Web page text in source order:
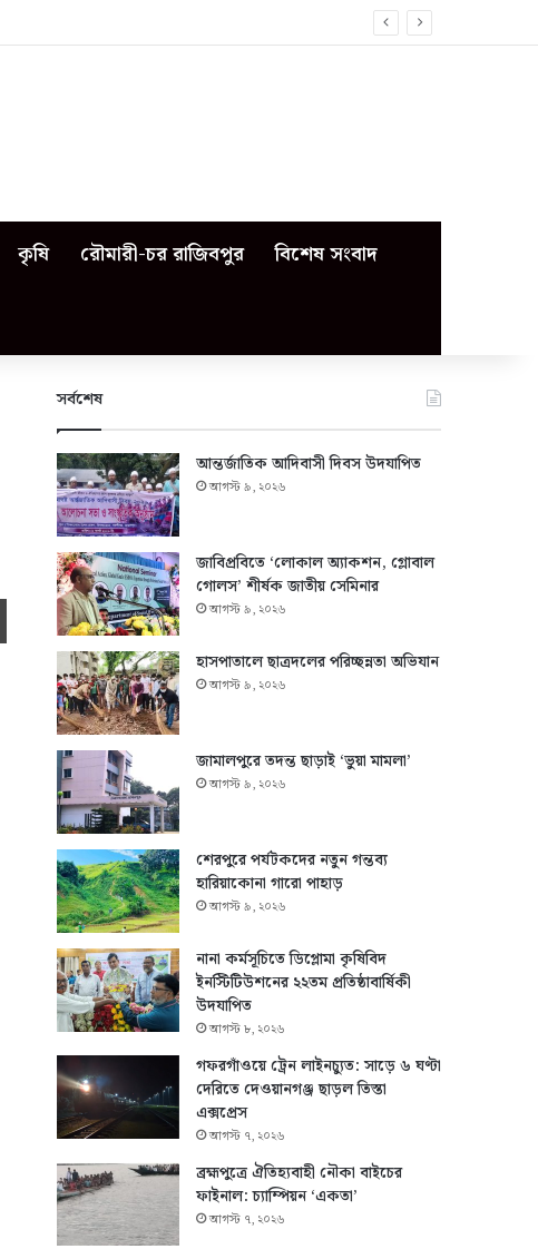
কৃষি রৌমারী-চর রাজিবপুর বিশেষ সংবাদ
Print
সর্বশেষ
আন্তর্জাতিক আদিবাসী দিবস উদযাপিত
আগস্ট ৯, ২০২৬
জাবিপ্রবিতে ‘লোকাল অ্যাকশন, গ্লোবাল
গোলস’ শীর্ষক জাতীয় সেমিনার
আগস্ট ৯, ২০২৬
হাসপাতালে ছাত্রদলের পরিচ্ছন্নতা অভিযান
আগস্ট ৯, ২০২৬
জামালপুরে তদন্ত ছাড়াই ‘ভুয়া মামলা’
আগস্ট ৯, ২০২৬
শেরপুরে পর্যটকদের নতুন গন্তব্য
হারিয়াকোনা গারো পাহাড়
আগস্ট ৯, ২০২৬
নানা কর্মসূচিতে ডিপ্লোমা কৃষিবিদ
ইনস্টিটিউশনের ২২তম প্রতিষ্ঠাবার্ষিকী
উদযাপিত
আগস্ট ৮, ২০২৬
গফরগাঁওয়ে ট্রেন লাইনচ্যুত: সাড়ে ৬ ঘণ্টা
দেরিতে দেওয়ানগঞ্জ ছাড়ল তিস্তা
এক্সপ্রেস
আগস্ট ৭, ২০২৬
ব্রহ্মপুত্রে ঐতিহ্যবাহী নৌকা বাইচের
ফাইনাল: চ্যাম্পিয়ন ‘একতা’
আগস্ট ৭, ২০২৬